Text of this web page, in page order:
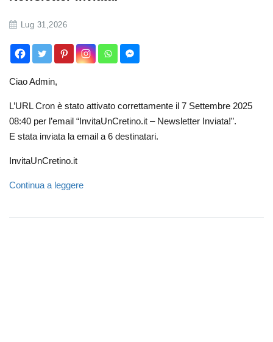
Lug 31,2026
Ciao Admin,
L’URL Cron è stato attivato correttamente il 7 Settembre 2025
08:40 per l’email “InvitaUnCretino.it – Newsletter Inviata!”.
E stata inviata la email a 6 destinatari.
InvitaUnCretino.it
Continua a leggere